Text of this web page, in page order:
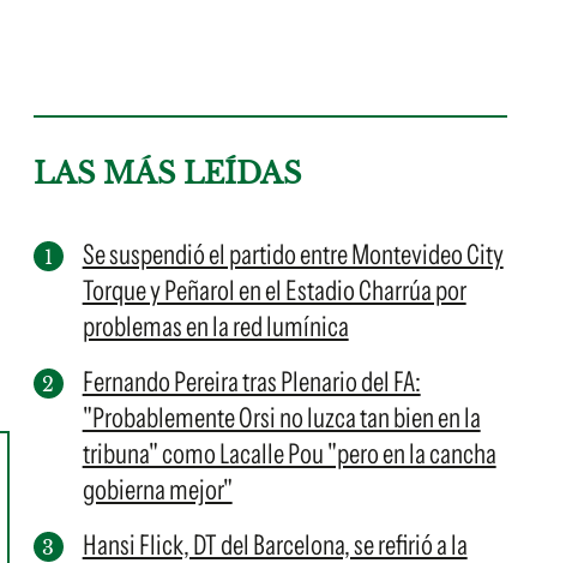
LAS MÁS LEÍDAS
Se suspendió el partido entre Montevideo City
Torque y Peñarol en el Estadio Charrúa por
problemas en la red lumínica
Fernando Pereira tras Plenario del FA:
"Probablemente Orsi no luzca tan bien en la
tribuna" como Lacalle Pou "pero en la cancha
gobierna mejor"
Hansi Flick, DT del Barcelona, se refirió a la